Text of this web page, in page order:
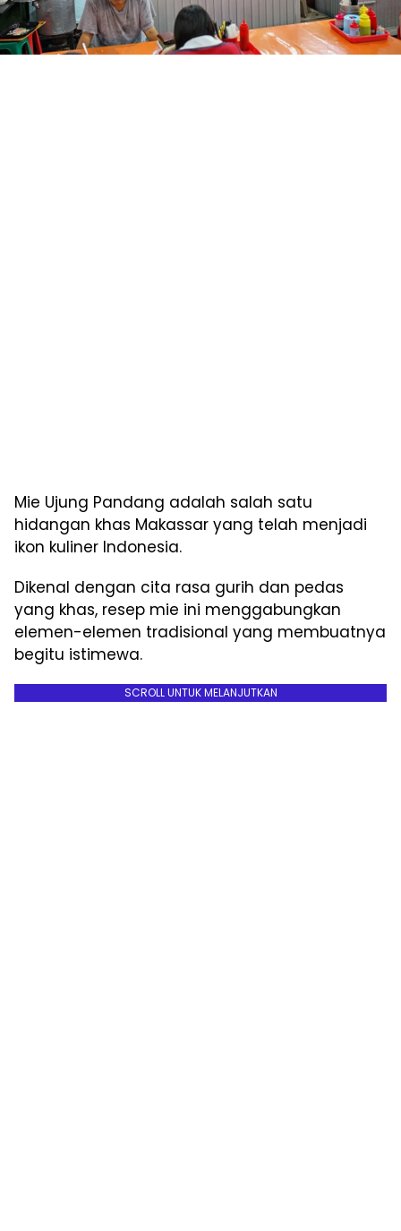
Mie Ujung Pandang adalah salah satu
hidangan khas Makassar yang telah menjadi
ikon kuliner Indonesia.
Dikenal dengan cita rasa gurih dan pedas
yang khas, resep mie ini menggabungkan
elemen-elemen tradisional yang membuatnya
begitu istimewa.
SCROLL UNTUK MELANJUTKAN